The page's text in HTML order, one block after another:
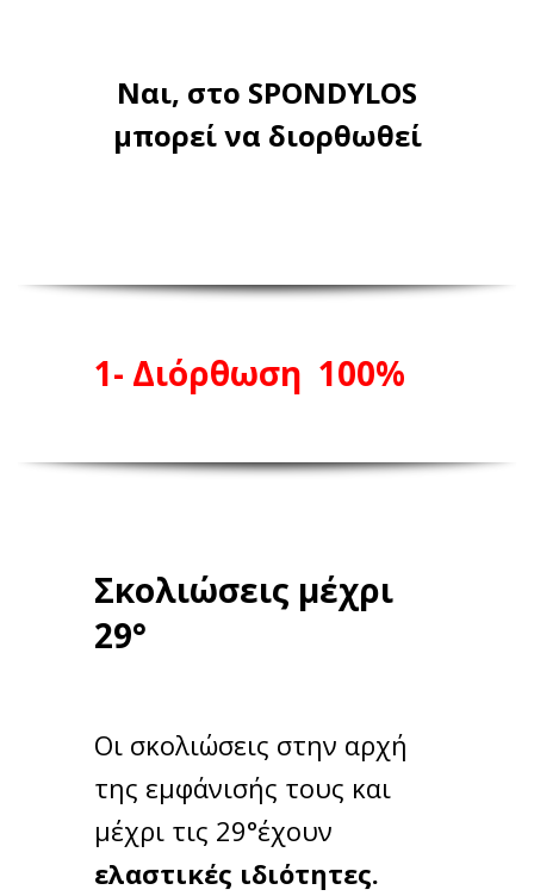
Ναι, στο SPONDYLOS
μπορεί να διορθωθεί
1- Διόρθωση 100%
Σκολιώσεις μέχρι
29°
Οι σκολιώσεις στην αρχή
της εμφάνισής τους και
μέχρι τις 29°έχουν
ελαστικές ιδιότητες.